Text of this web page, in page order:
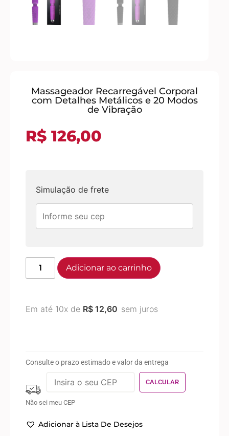
Massageador Recarregável Corporal
com Detalhes Metálicos e 20 Modos
de Vibração
R$ 126,00
Simulação de frete
Adicionar ao carrinho
Em até 10x de R$ 12,60 sem juros
Consulte o prazo estimado e valor da entrega
Não sei meu CEP
Adicionar à Lista De Desejos